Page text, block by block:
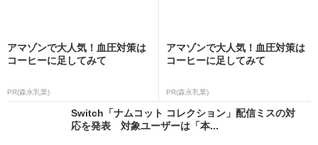
アマゾンで大人気！血圧対策は
コーヒーに足してみて
PR(森永乳業)
アマゾンで大人気！血圧対策は
コーヒーに足してみて
PR(森永乳業)
Switch「ナムコット コレクション」配信ミスの対
応を発表 対象ユーザーは「本...